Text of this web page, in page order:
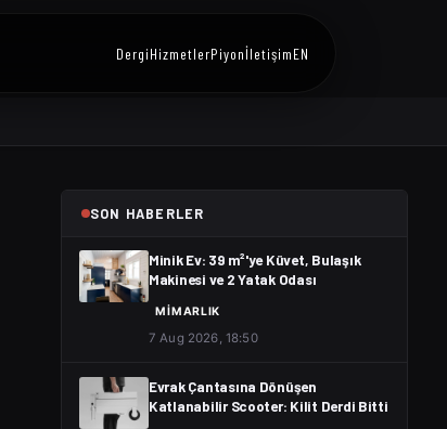
DergiHizmetlerPiyonİletişimEN
SON HABERLER
Minik Ev: 39 m²'ye Küvet, Bulaşık
Makinesi ve 2 Yatak Odası
MIMARLIK
7 Aug 2026, 18:50
Evrak Çantasına Dönüşen
Katlanabilir Scooter: Kilit Derdi Bitti